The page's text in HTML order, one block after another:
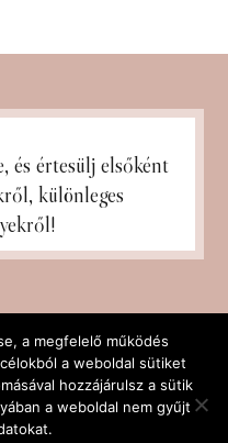
és értesülj elsőként
különleges
a megfelelő működés
a weboldal sütiket
hozzájárulsz a sütik
a weboldal nem gyűjt